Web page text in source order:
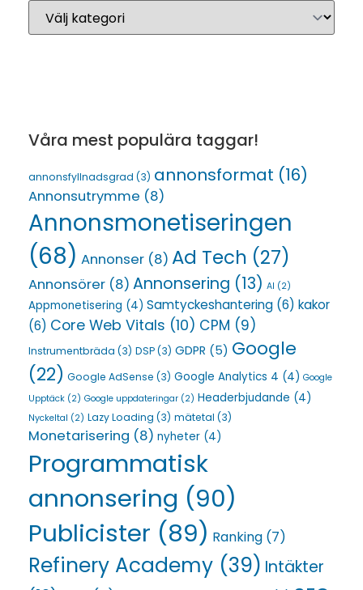
Våra mest populära taggar!
annonsfyllnadsgrad (3) annonsformat (16)
Annonsutrymme (8)
Annonsmonetiseringen
(68) Annonser (8) Ad Tech (27)
Annonsörer (8) Annonsering (13) AI (2)
Appmonetisering (4) Samtyckeshantering (6) kakor
(6) Core Web Vitals (10) CPM (9)
Instrumentbräda (3) DSP(3) GDPR (5) Google
(22) Google AdSense (3) Google Analytics 4 (4) Google
Upptäck (2) Google uppdateringar (2) Headerbjudande (4)
Nyckeltal (2) Lazy Loading (3) mätetal (3)
Monetarisering (8) nyheter (4)
Programmatisk
annonsering (90)
Publicister (89) Ranking (7)
Refinery Academy (39) Intäkter